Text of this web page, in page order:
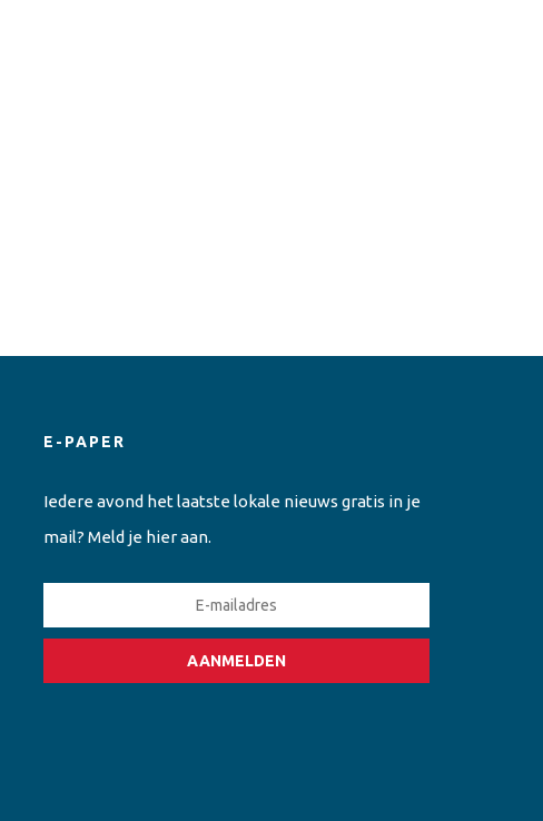
E-PAPER
Iedere avond het laatste lokale nieuws gratis in je
mail? Meld je hier aan.